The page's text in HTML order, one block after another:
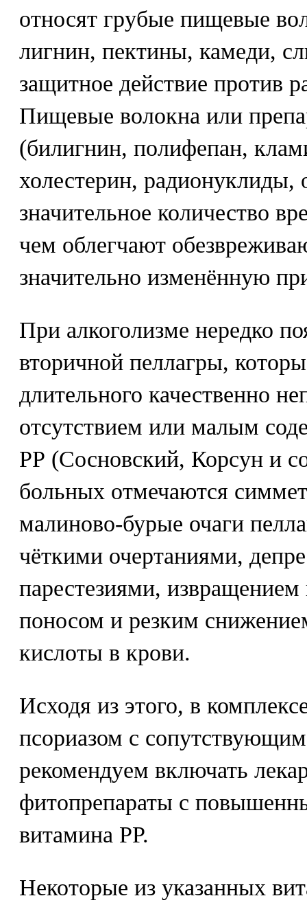
относят грубые пищевые
лигнин, пектины, камеди,
защитное действие против
Пищевые волокна или
(билигнин, полифепан,
холестерин, радионуклиды,
значительное количество
чем облегчают
значительно изменённую
При алкоголизме нередко
вторичной пеллагры,
длительного качественно
отсутствием или малым
РР (Сосновский, Корсун и
больных отмечаются
малиново-бурые очаги
чёткими очертаниями,
парестезиями,
поносом и резким
кислоты в крови.
Исходя из этого, в
псориазом с
рекомендуем включать
фитопрепараты с
витамина РР.
Некоторые из указанных